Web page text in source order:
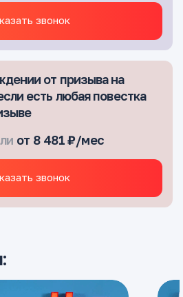
звонок
от призыва на
есть любая повестка
от 8 481 ₽/мес
звонок